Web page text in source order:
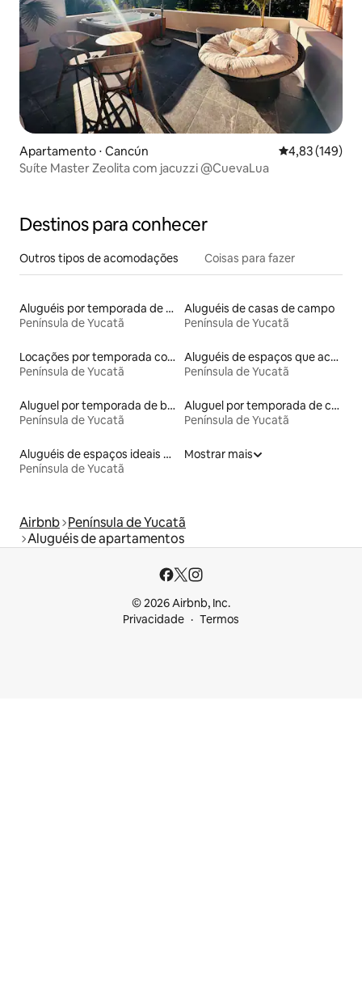
Apartamento ⋅ Cancún 4,83 de uma
4,83 (149)
Suíte Master Zeolita com jacuzzi @CuevaLua
Destinos para conhecer
Outros tipos de acomodações Coisas para fazer
Aluguéis por temporada de acomodações de luxo
Península de Yucatã
Aluguéis de casas de campo
Península de Yucatã
Locações por temporada com piscina
Península de Yucatã
Aluguéis de espaços que aceitam animais de estimação
Península de Yucatã
Aluguel por temporada de barcos
Península de Yucatã
Aluguel por temporada de contêineres
Península de Yucatã
Aluguéis de espaços ideais para famílias
Península de Yucatã
Mostrar mais
Airbnb Península de Yucatã
Aluguéis de apartamentos
© 2026 Airbnb, Inc.
Privacidade
Termos